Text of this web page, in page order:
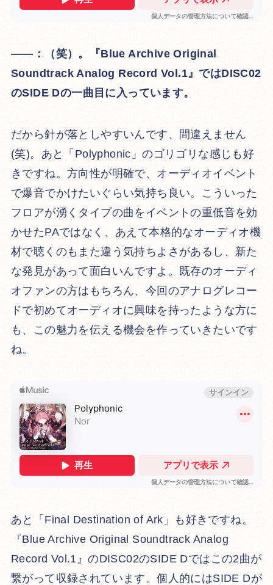
――：（笑）。『Blue Archive Original
Soundtrack Analog Record Vol.1』ではDISC02
のSIDE Dの一曲目に入っています。
だから針が落としやすいんです、間違えません
(笑)。あと「Polyphonic」のゴリゴリな感じも好
きですね。方向性が明確で、オーディオイベント
で爆音でかけたいぐらい気持ち良い。こういった
フロアが湧くタイプの曲をイベントの重低音を効
かせたPAではなく、あえて本格的なオーディオ機
材で聴くのもまた違う気持ちよさがあるし、新た
な発見があって面白いんですよ。既存のオーディ
オファンの方はもちろん、今回のアナログレコー
ドで初めてオーディオに興味を持ったような方に
も、この魅力を伝える機会を作っていきたいです
ね。
あと「Final Destination of Ark」も好きですね。
『Blue Archive Original Soundtrack Analog
Record Vol.1』のDISC02のSIDE Dではこの2曲が
繋がって収録されています。個人的にはSIDE Dが